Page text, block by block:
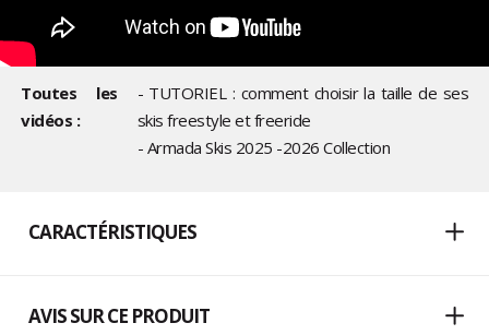
Toutes les
vidéos :
- TUTORIEL : comment choisir la taille de ses
skis freestyle et freeride
- Armada Skis 2025 -2026 Collection
CARACTÉRISTIQUES
AVIS SUR CE PRODUIT